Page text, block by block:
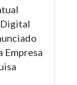
Empresa